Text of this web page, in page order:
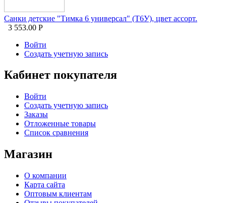
Санки детские "Тимка 6 универсал" (Т6У), цвет ассорт.
3 553.00 Р
Войти
Создать учетную запись
Кабинет покупателя
Войти
Создать учетную запись
Заказы
Отложенные товары
Список сравнения
Магазин
О компании
Карта сайта
Оптовым клиентам